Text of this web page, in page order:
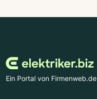
Ein Portal von Firmenweb.de